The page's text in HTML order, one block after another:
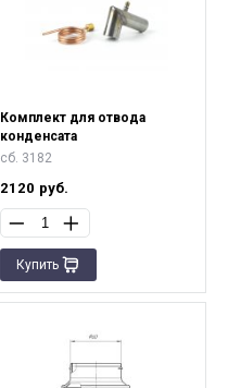
Комплект для отвода
конденсата
сб. 3182
2120 руб.
Купить